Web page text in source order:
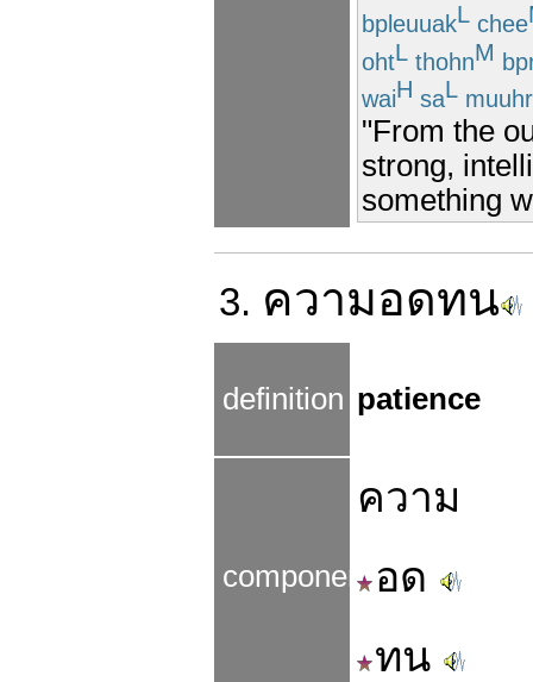
bpleuuakL chee
ohtL thohnM
waiH saL muuhr
"From the
strong,
something
3. ความอดทน
definition patience
components
ความ
อด
ทน